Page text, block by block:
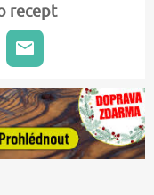
recept